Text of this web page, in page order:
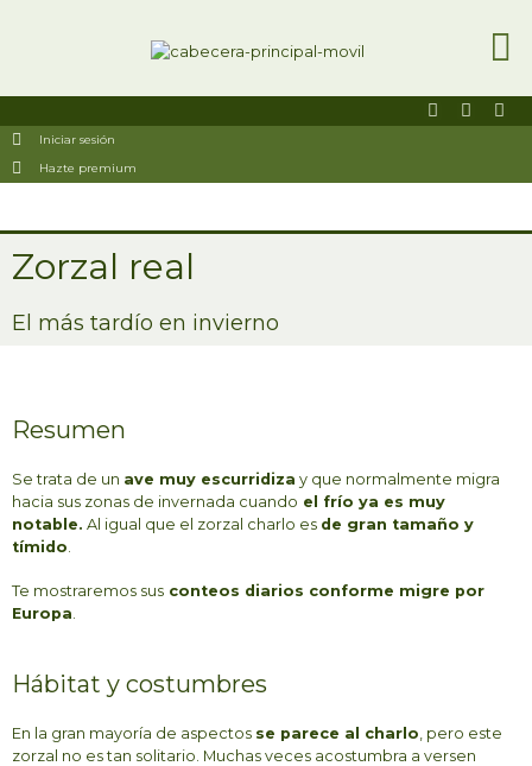
F
a
b
k
I
n
a
a
U
s
s
Iniciar sesión
Hazte premium
Zorzal real
El más tardío en invierno
Resumen
Se trata de un ave muy escurridiza y que normalmente migra
hacia sus zonas de invernada cuando el frío ya es muy
notable. Al igual que el zorzal charlo es de gran tamaño y
tímido.
Te mostraremos sus conteos diarios conforme migre por
Europa
Hábitat y costumbres
En la gran mayoría de aspectos se parece al charlo , pero este
zorzal no es tan solitario. Muchas veces acostumbra a versen